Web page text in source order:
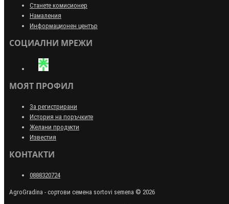
Станете комисионер
Намаления
Информационен център
СОЦИАЛНИ МРЕЖИ
МОЯТ ПРОФИЛ
За регистрирани
История на поръчките
Желани продукти
Известия
КОНТАКТИ
0888320724
AgroGradina - сортови семена sortovi semena © 2026